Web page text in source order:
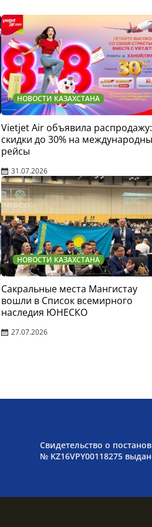
НОВОСТИ КАЗАХСТАНА
Vietjet Air объявила распродажу:
скидки до 30% на
рейсы
31.07.2026
НОВОСТИ КАЗАХСТАНА
Сакральные места Мангистау
вошли в Список всемирного
наследия ЮНЕСКО
27.07.2026
Свидетельство о
№ KZ16VPY00118275